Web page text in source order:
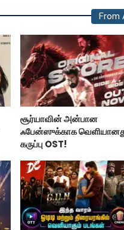
From
சூர்யாவின் அன்பான
ஃபேன்ஸுக்காக
கருப்பு OST!